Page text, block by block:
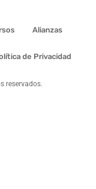
Alianzas
de Privacidad
reservados.